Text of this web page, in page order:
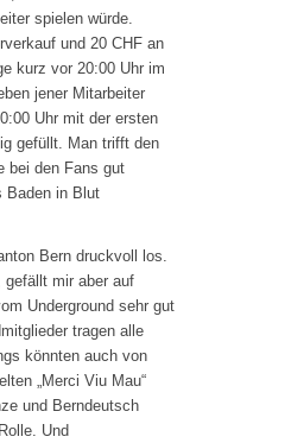
spielen würde.
und 20 CHF an
kurz vor 20:00 Uhr im
jener Mitarbeiter
Uhr mit der ersten
gefüllt. Man trifft den
bei den Fans gut
Baden in Blut
Bern druckvoll los.
mir aber auf
Underground sehr gut
tragen alle
könnten auch von
„Merci Viu Mau“
und Berndeutsch
Und